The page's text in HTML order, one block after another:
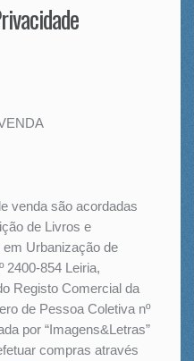
venda são acordadas
de Livros e
Urbanização de
2400-854 Leiria,
Registo Comercial da
de Pessoa Coletiva nº
por “Imagens&Letras”
compras através